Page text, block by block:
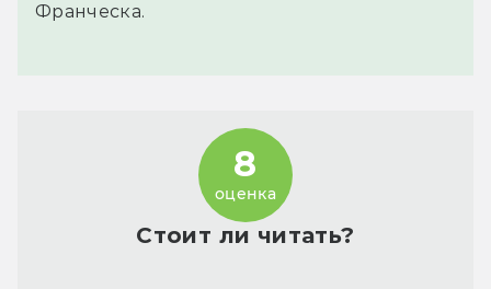
Франческа.
Стоит ли читать?
8
оценка